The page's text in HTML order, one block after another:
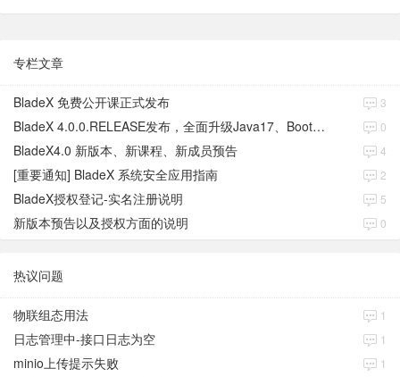
专栏文章
BladeX 免费公开课正式发布 3
BladeX 4.0.0.RELEASE发布，全面升级Java17、Boot3、Cloud2023 0
BladeX4.0 新版本、新课程、新成员预告 4
[重要通知] BladeX 系统安全应用指南 2
BladeX授权登记-实名注册说明 5
新版本预告以及授权方面的说明 0
热议问题
物联组态用法 1
日志管理中-接口日志为空 1
minio上传提示失败 1